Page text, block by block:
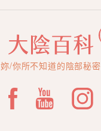
妳/你所不知道的陰部秘密